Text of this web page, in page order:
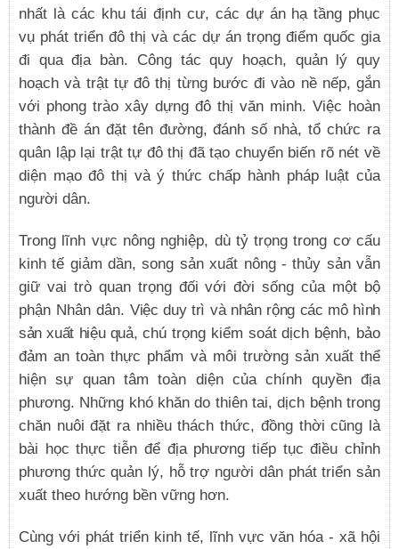
nhất là các khu tái định cư, các dự án hạ tầng phục
vụ phát triển đô thị và các dự án trọng điểm quốc gia
đi qua địa bàn. Công tác quy hoạch, quản lý quy
hoạch và trật tự đô thị từng bước đi vào nề nếp, gắn
với phong trào xây dựng đô thị văn minh. Việc hoàn
thành đề án đặt tên đường, đánh số nhà, tổ chức ra
quân lập lại trật tự đô thị đã tạo chuyển biến rõ nét về
diện mạo đô thị và ý thức chấp hành pháp luật của
người dân.
Trong lĩnh vực nông nghiệp, dù tỷ trọng trong cơ cấu
kinh tế giảm dần, song sản xuất nông - thủy sản vẫn
giữ vai trò quan trọng đối với đời sống của một bộ
phận Nhân dân.Việc duy trì và nhân rộng các mô hình
sản xuất hiệu quả, chú trọng kiểm soát dịch bệnh, bảo
đảm an toàn thực phẩm và môi trường sản xuất thể
hiện sự quan tâm toàn diện của chính quyền địa
phương. Những khó khăn do thiên tai, dịch bệnh trong
chăn nuôi đặt ra nhiều thách thức, đồng thời cũng là
bài học thực tiễn để địa phương tiếp tục điều chỉnh
phương thức quản lý, hỗ trợ người dân phát triển sản
xuất theo hướng bền vững hơn.
Cùng với phát triển kinh tế, lĩnh vực văn hóa - xã hội